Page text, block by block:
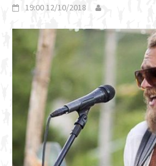
19:00 12/10/2018